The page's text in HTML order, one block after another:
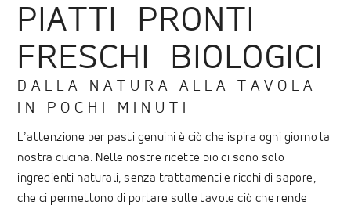
PIATTI PRONTI
FRESCHI BIOLOGICI
DALLA NATURA ALLA TAVOLA
IN POCHI MINUTI
L’attenzione per pasti genuini è ciò che ispira ogni giorno la
nostra cucina. Nelle nostre ricette bio ci sono solo
ingredienti naturali, senza trattamenti e ricchi di sapore,
che ci permettono di portare sulle tavole ciò che rende